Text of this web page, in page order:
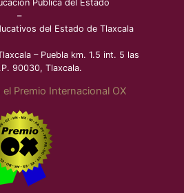
Pública del Estado
–
del Estado de Tlaxcala
– Puebla km. 1.5 int. 5 las
90030, Tlaxcala.
Premio Internacional OX